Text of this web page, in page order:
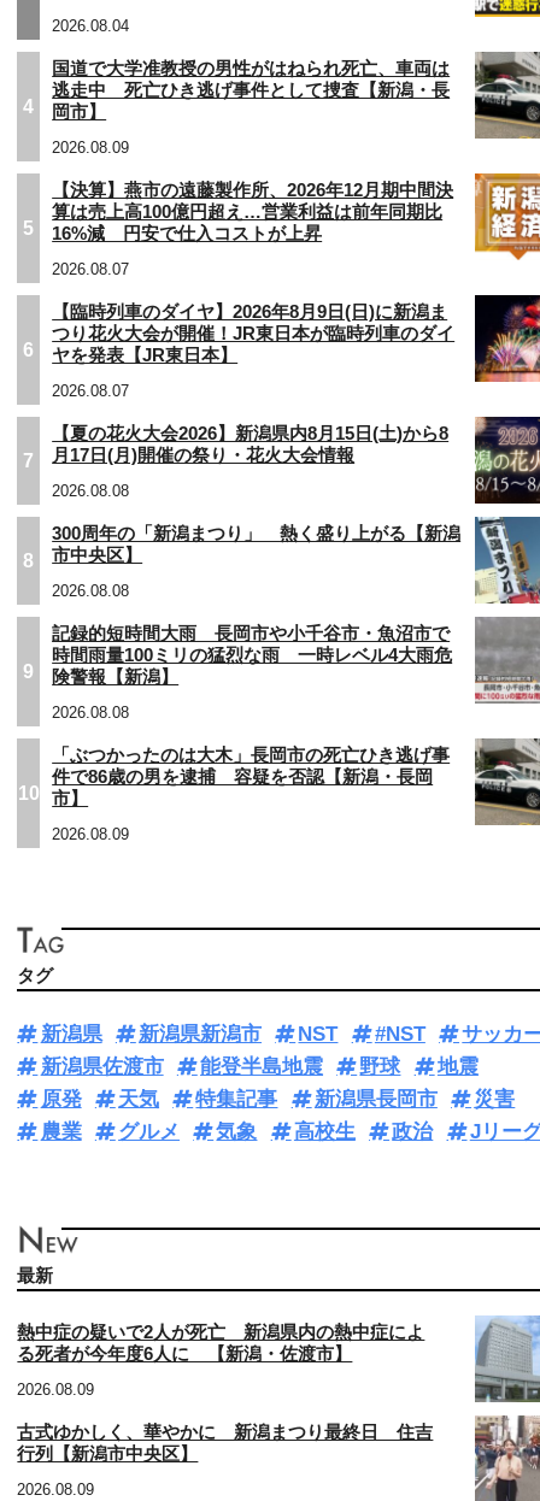
2026.08.04
4
国道で大学准教授の男性がはねられ死亡、車両は
逃走中 死亡ひき逃げ事件として捜査【新潟・長
岡市】
2026.08.09
5
【決算】燕市の遠藤製作所、2026年12月期中間決
算は売上高100億円超え…営業利益は前年同期比
16%減 円安で仕入コストが上昇
2026.08.07
6
【臨時列車のダイヤ】2026年8月9日(日)に新潟ま
つり花火大会が開催！JR東日本が臨時列車のダイ
ヤを発表【JR東日本】
2026.08.07
7
【夏の花火大会2026】新潟県内8月15日(土)から8
月17日(月)開催の祭り・花火大会情報
2026.08.08
8
300周年の「新潟まつり」 熱く盛り上がる【新潟
市中央区】
2026.08.08
9
記録的短時間大雨 長岡市や小千谷市・魚沼市で
時間雨量100ミリの猛烈な雨 一時レベル4大雨危
険警報【新潟】
2026.08.08
10
「ぶつかったのは大木」長岡市の死亡ひき逃げ事
件で86歳の男を逮捕 容疑を否認【新潟・長岡
市】
2026.08.09
タグ
新潟県 新潟県新潟市 NST #NST
サッカ
新潟県佐渡市
能登半島地震 野球
地震
原発
天気 特集記事 新潟県長岡市
災害
農業
グルメ 気象 高校生 政治 Jリー
最新
熱中症の疑いで2人が死亡 新潟県内の熱中症によ
る死者が今年度6人に 【新潟・佐渡市】
2026.08.09
古式ゆかしく、華やかに 新潟まつり最終日 住吉
行列【新潟市中央区】
2026.08.09